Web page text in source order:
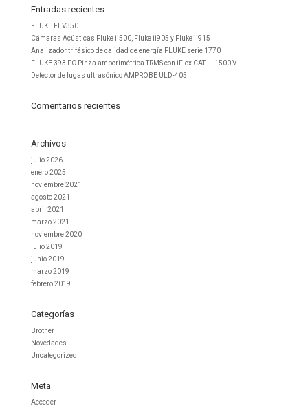
Entradas recientes
FLUKE FEV350
Cámaras Acústicas Fluke ii500, Fluke ii905 y Fluke ii915
Analizador trifásico de calidad de energía FLUKE serie 1770
FLUKE 393 FC Pinza amperimétrica TRMS con iFlex CAT III 1500 V
Detector de fugas ultrasónico AMPROBE ULD-405
Comentarios recientes
Archivos
julio 2026
enero 2025
noviembre 2021
agosto 2021
abril 2021
marzo 2021
noviembre 2020
julio 2019
junio 2019
marzo 2019
febrero 2019
Categorías
Brother
Novedades
Uncategorized
Meta
Acceder